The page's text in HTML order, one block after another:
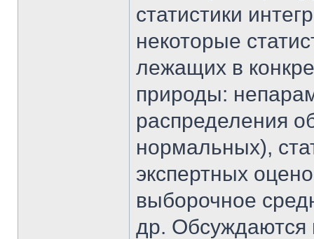
статистики
некоторые
лежащих в
природы:
распределения
нормальных),
экспертных
выборочное
др. Обсуждаются